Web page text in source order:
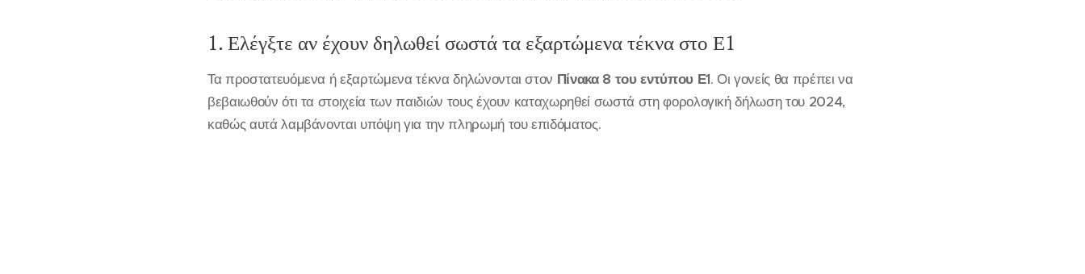
1. Ελέγξτε αν έχουν δηλωθεί σωστά τα εξαρτώμενα τέκνα στο Ε1
Τα προστατευόμενα ή εξαρτώμενα τέκνα δηλώνονται στον Πίνακα 8 του εντύπου Ε1. Οι γονείς θα πρέπει να
βεβαιωθούν ότι τα στοιχεία των παιδιών τους έχουν καταχωρηθεί σωστά στη φορολογική δήλωση του 2024,
καθώς αυτά λαμβάνονται υπόψη για την πληρωμή του επιδόματος.